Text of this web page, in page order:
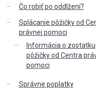
Čo robiť po oddlžení?
Splácanie pôžičky od
právnej pomoci
Informácia o zostatku
pôžičky od Centra
pomoci
Správne poplatky